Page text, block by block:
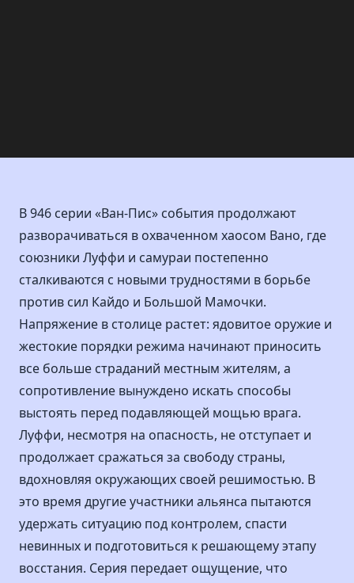
В 946 серии «Ван-Пис» события продолжают
разворачиваться в охваченном хаосом Вано, где
союзники Луффи и самураи постепенно
сталкиваются с новыми трудностями в борьбе
против сил Кайдо и Большой Мамочки.
Напряжение в столице растет: ядовитое оружие и
жестокие порядки режима начинают приносить
все больше страданий местным жителям, а
сопротивление вынуждено искать способы
выстоять перед подавляющей мощью врага.
Луффи, несмотря на опасность, не отступает и
продолжает сражаться за свободу страны,
вдохновляя окружающих своей решимостью. В
это время другие участники альянса пытаются
удержать ситуацию под контролем, спасти
невинных и подготовиться к решающему этапу
восстания. Серия передает ощущение, что